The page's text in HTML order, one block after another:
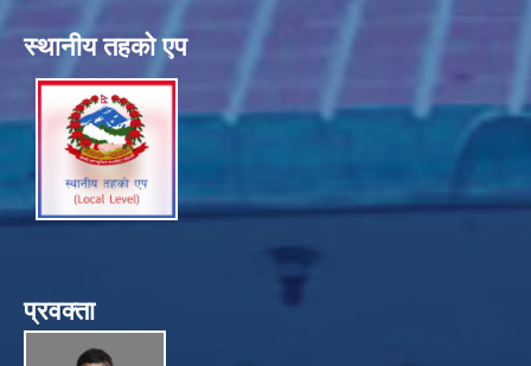
स्थानीय तहको एप
प्रवक्ता